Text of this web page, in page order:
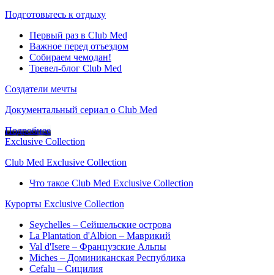
Подготовьтесь к отдыху
Первый раз в Club Med
Важное перед отъездом
Собираем чемодан!
Тревел-блог Club Med
Создатели мечты
Документальный сериал о Club Med
Подробнее
Exclusive Collection
Club Med Exclusive Collection
Что такое Club Med Exclusive Collection
Курорты Exclusive Collection
Seychelles – Сейшельские острова
La Plantation d'Albion – Маврикий
Val d'Isere – Французские Альпы
Miches – Доминиканская Республика
Cefalu – Сицилия